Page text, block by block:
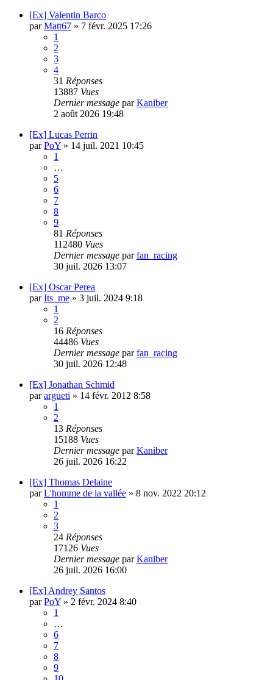
[Ex] Valentin Barco
parMatt67 » 7 févr. 2025 17:26
1
2
3
4
31 Réponses
13887 Vues
Dernier message parKaniber
2 août 2026 19:48
[Ex] Lucas Perrin
parPoY » 14 juil. 2021 10:45
1
…
5
6
7
8
9
81 Réponses
112480 Vues
Dernier message parfan_racing
30 juil. 2026 13:07
[Ex] Oscar Perea
parIts_me » 3 juil. 2024 9:18
1
2
16 Réponses
44486 Vues
Dernier message parfan_racing
30 juil. 2026 12:48
[Ex] Jonathan Schmid
parargueti » 14 févr. 2012 8:58
1
2
13 Réponses
15188 Vues
Dernier message parKaniber
26 juil. 2026 16:22
[Ex] Thomas Delaine
parL'homme de la vallée » 8 nov. 2022 20:12
1
2
3
24 Réponses
17126 Vues
Dernier message parKaniber
26 juil. 2026 16:00
[Ex] Andrey Santos
parPoY » 2 févr. 2024 8:40
1
…
6
7
8
9